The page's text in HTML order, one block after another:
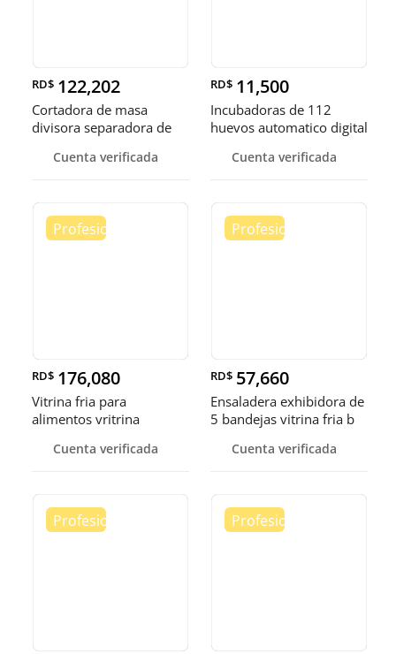
RD$ 122,202
Cortadora de masa
divisora separadora de
Cuenta verificada
RD$ 11,500
Incubadoras de 112
huevos automatico digital
Cuenta verificada
RD$ 176,080
Vitrina fria para
alimentos vritrina
Cuenta verificada
RD$ 57,660
Ensaladera exhibidora de
5 bandejas vitrina fria b
Cuenta verificada